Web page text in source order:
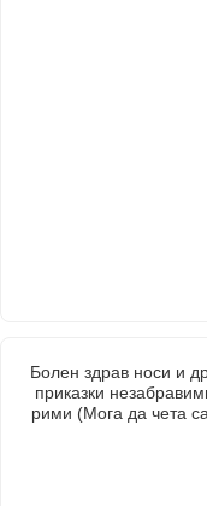
Болен здрав носи и
приказки
рими (Мога да чета